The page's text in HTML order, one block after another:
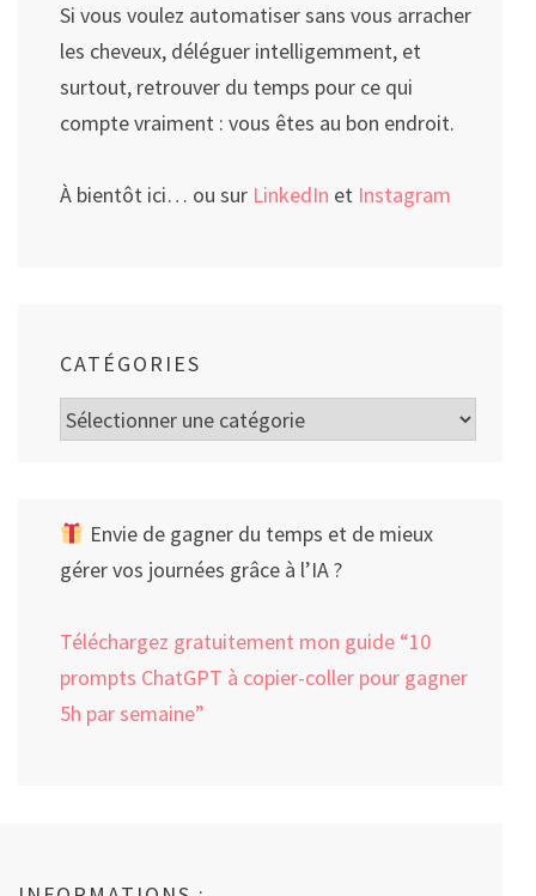
Si vous voulez automatiser sans vous arracher
les cheveux, déléguer intelligemment, et
surtout, retrouver du temps pour ce qui
compte vraiment : vous êtes au bon endroit.
À bientôt ici… ou sur LinkedIn et Instagram
CATÉGORIES
Catégories
Envie de gagner du temps et de mieux
gérer vos journées grâce à l’IA ?
Téléchargez gratuitement mon guide “10
prompts ChatGPT à copier-coller pour gagner
5h par semaine”